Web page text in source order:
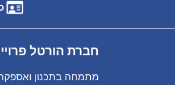
חברת הורטל פרוייקטים
מתמחה בתכנון